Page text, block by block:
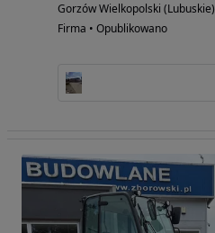
Gorzów Wielkopolski (Lubuskie)
Firma • Opublikowano